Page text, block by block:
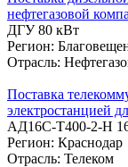
нефтегазовой
ДГУ 80 кВт
Регион:
Отрасль:
Поставка
электростанцией
АД16С-Т400-2-Н
Регион: Краснодар
Отрасль: Телеком